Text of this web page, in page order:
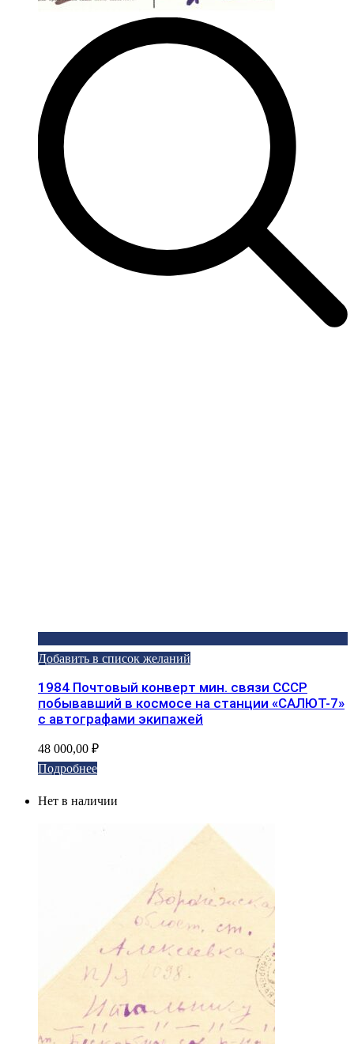
Добавить в список желаний
1984 Почтовый конверт мин. связи СССР
побывавший в космосе на станции «САЛЮТ-7»
с автографами экипажей
48 000,00 ₽
Подробнее
Нет в наличии